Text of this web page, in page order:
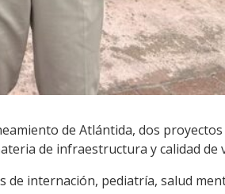
de Atlántida, dos proyectos
de infraestructura y calidad de
de internación, pediatría, salud